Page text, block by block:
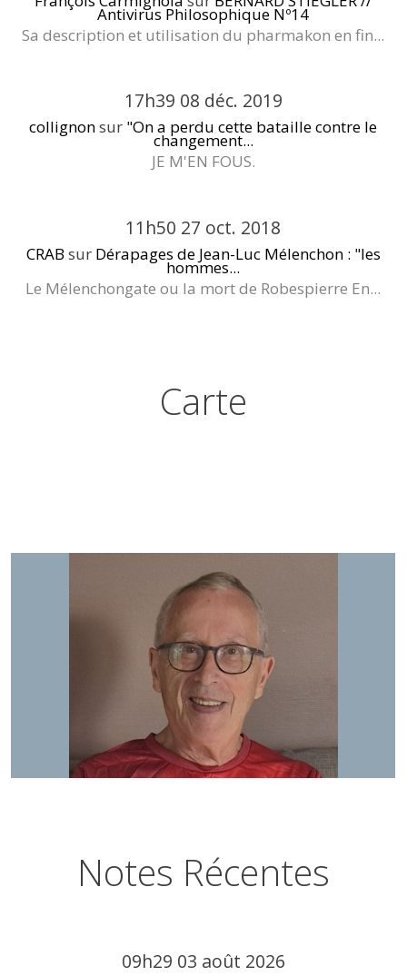
Antivirus Philosophique Nº14
Sa description et utilisation du pharmakon en fin...
17h39 08 déc. 2019
collignonsur "On a perdu cette bataille contre le
changement...
JE M'EN FOUS.
11h50 27 oct. 2018
CRAB sur Dérapages de Jean-Luc Mélenchon : "les
hommes...
Le Mélenchongate ou la mort de Robespierre En...
Carte
Notes Récentes
09h29 03 août 2026